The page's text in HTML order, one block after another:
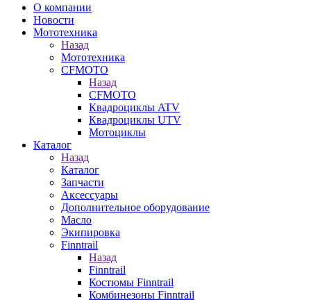
О компании
Новости
Мототехника
Назад
Мототехника
CFMOTO
Назад
CFMOTO
Квадроциклы ATV
Квадроциклы UTV
Мотоциклы
Каталог
Назад
Каталог
Запчасти
Аксессуары
Дополнительное оборудование
Масло
Экипировка
Finntrail
Назад
Finntrail
Костюмы Finntrail
Комбинезоны Finntrail